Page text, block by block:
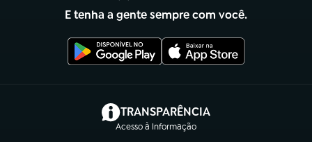
E tenha a gente sempre com você.
TRANSPARÊNCIA
Acesso à Informação
(abre em nova aba)